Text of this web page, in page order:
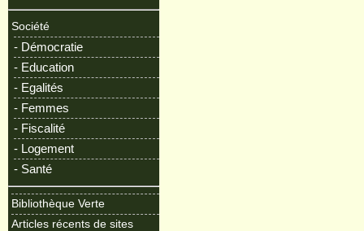
Société
- Démocratie
- Education
- Egalités
- Femmes
- Fiscalité
- Logement
- Santé
Bibliothèque Verte
Articles récents de sites